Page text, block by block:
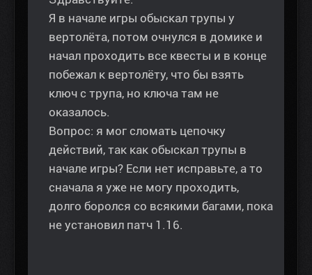
Я в начале игры обыскал трупы у
вертолёта, потом очнулся в домике и
начал проходить все квесты и в конце
побежал к вертолёту, что бы взять
ключ с трупа, но ключа там не
оказалось.
Вопрос: я мог сломать цепочку
действий, так как обыскал трупы в
начале игры? Если нет исправьте, а то
сначала я уже не могу проходить,
долго боролся со всякими багами, пока
не установил патч 1.16.